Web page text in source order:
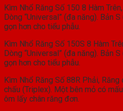
Kìm Nhổ Răng Số 150 8 Hàm
Dòng “Universal” (đa năng). Bản
gọn hơn cho tiểu phẫu.
Kìm Nhổ Răng Số 150S 8 Hàm
Dòng “Universal” (đa năng). Bản
gọn hơn cho tiểu phẫu.
Kìm Nhổ Răng Số 88R Phải,
chấu (Triplex). Một bên mỏ có
ôm lấy chân răng đơn.